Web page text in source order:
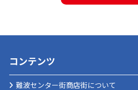
コンテンツ
難波センター街商店街について